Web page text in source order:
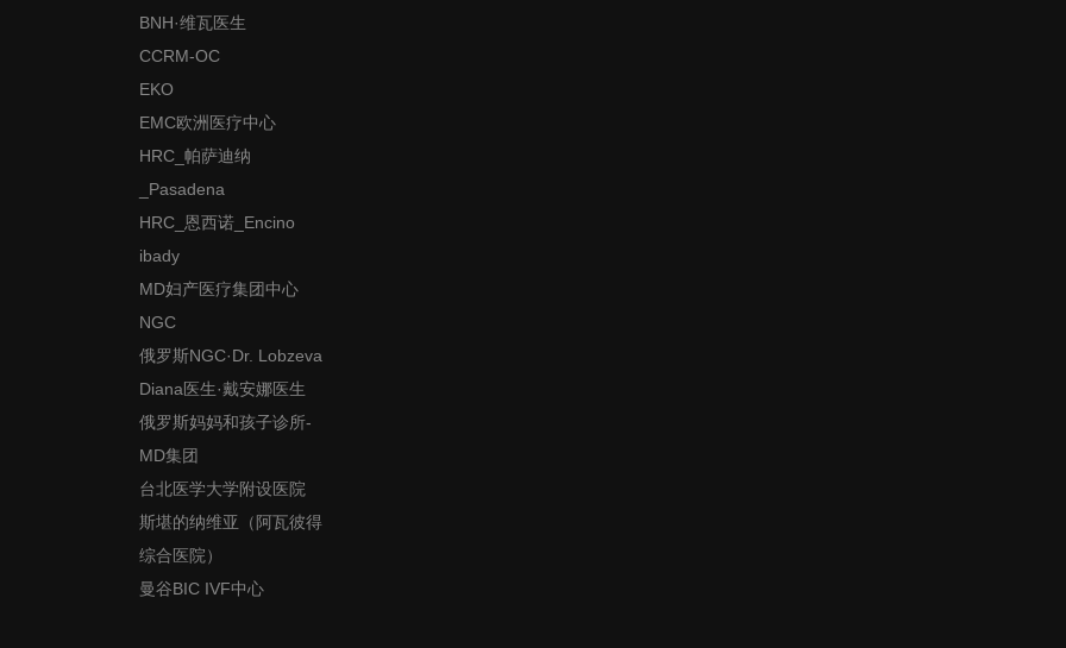
BNH·维瓦医生
CCRM-OC
EKO
EMC欧洲医疗中心
HRC_帕萨迪纳
_Pasadena
HRC_恩西诺_Encino
ibady
MD妇产医疗集团中心
NGC
俄罗斯NGC·Dr. Lobzeva
Diana医生·戴安娜医生
俄罗斯妈妈和孩子诊所-
MD集团
台北医学大学附设医院
斯堪的纳维亚（阿瓦彼得
综合医院）
曼谷BIC IVF中心